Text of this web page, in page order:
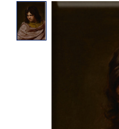
Product image